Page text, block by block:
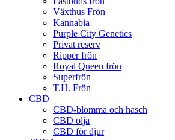
Växthus Frön
Kannabia
Purple City Genetics
Privat reserv
Ripper frön
Royal Queen frön
Superfrön
T.H. Frön
CBD
CBD-blomma och hasch
CBD olja
CBD för djur